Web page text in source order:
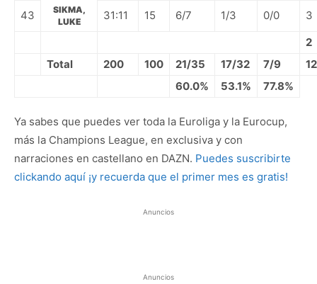
43
SIKMA,
LUKE
31:11 15 6/7 1/3 0/0
3
2
Total
200 100 21/35 17/32 7/9
12
60.0%
53.1% 77.8%
Ya sabes que puedes ver toda la Euroliga y la Eurocup,
más la Champions League, en exclusiva y con
narraciones en castellano en DAZN. Puedes suscribirte
clickando aquí ¡y recuerda que el primer mes es gratis!
Anuncios
Anuncios